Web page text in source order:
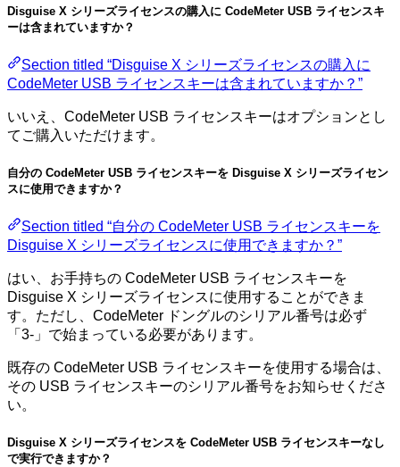
Disguise X シリーズライセンスの購入に CodeMeter USB ライセンスキ
ーは含まれていますか？
Section titled “Disguise X シリーズライセンスの購入に
CodeMeter USB ライセンスキーは含まれていますか？”
いいえ、CodeMeter USB ライセンスキーはオプションとし
てご購入いただけます。
自分の CodeMeter USB ライセンスキーを Disguise X シリーズライセン
スに使用できますか？
Section titled “自分の CodeMeter USB ライセンスキーを
Disguise X シリーズライセンスに使用できますか？”
はい、お手持ちの CodeMeter USB ライセンスキーを
Disguise X シリーズライセンスに使用することができま
す。ただし、CodeMeter ドングルのシリアル番号は必ず
「3-」で始まっている必要があります。
既存の CodeMeter USB ライセンスキーを使用する場合は、
その USB ライセンスキーのシリアル番号をお知らせくださ
い。
Disguise X シリーズライセンスを CodeMeter USB ライセンスキーなし
で実行できますか？